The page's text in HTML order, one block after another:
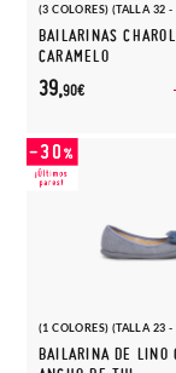
(3 COLORES) (TALLA 32 -
BAILARINAS
CARAMELO
39,90€
(1 COLORES) (TALLA 23 -
BAILARINA DE LINO